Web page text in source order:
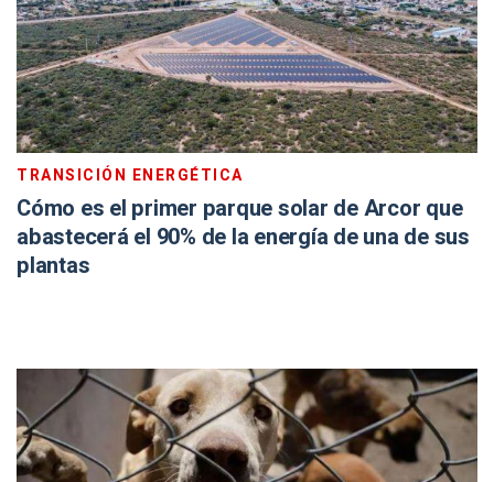
TRANSICIÓN ENERGÉTICA
Cómo es el primer parque solar de Arcor que
abastecerá el 90% de la energía de una de sus
plantas